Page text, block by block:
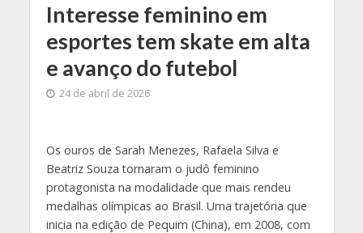
Interesse feminino em
esportes tem skate em alta
e avanço do futebol
24 de abril de 2026
Os ouros de Sarah Menezes, Rafaela Silva e
Beatriz Souza tornaram o judô feminino
protagonista na modalidade que mais rendeu
medalhas olímpicas ao Brasil. Uma trajetória que
inicia na edição de Pequim (China), em 2008, com